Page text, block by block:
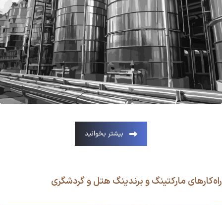
بیشتر بخوانید
راه‌کارهای مارکتینگ و برندینگ هتل و گردشگری